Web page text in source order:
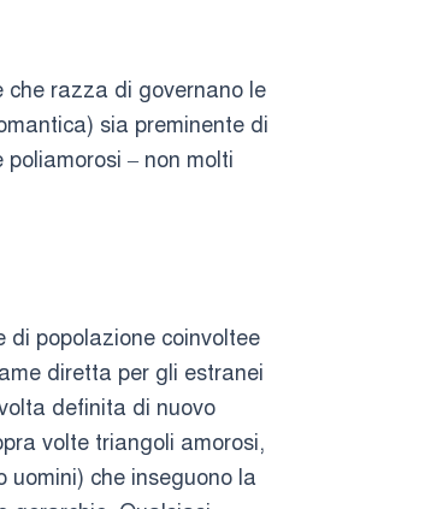
che razza di governano le
sia preminente di
– non molti
di popolazione coinvoltee
diretta per gli estranei
definita di nuovo
volte triangoli amorosi,
uomini) che inseguono la